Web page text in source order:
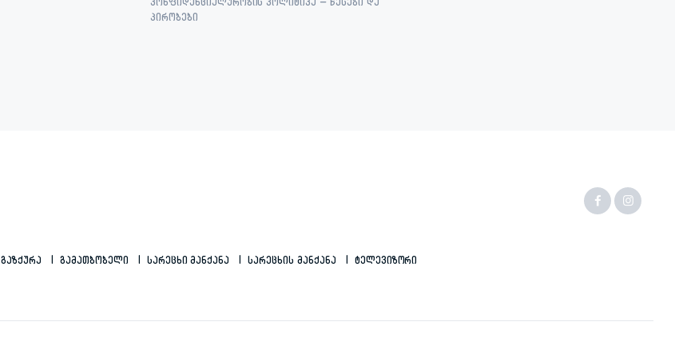
კონფიდენციალურობის პოლიტიკა – წესები და
პირობები
Გაზქურა Გამათბობელი Სარეცხი Მანქანა Სარეცხის Მანქანა Ტელევიზორი